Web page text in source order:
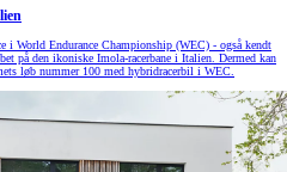
i World Endurance Championship (WEC) - også kendt
på den ikoniske Imola-racerbane i Italien. Dermed kan
løb nummer 100 med hybridracerbil i WEC.